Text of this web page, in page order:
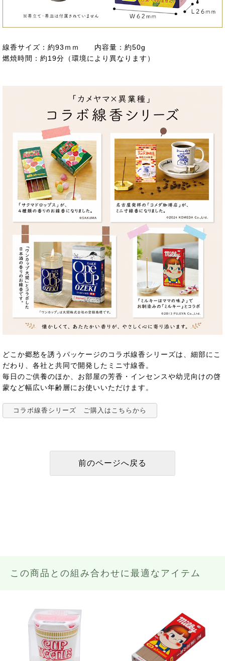
線香サイズ：約93ｍｍ 内容量：約50g
燃焼時間：約19分（環境により異なります）
どこか郷愁を誘うパッケージのコラボ線香シリーズは、細部にこ
だわり、各社と共同で開発したミニ寸線香。
毎日のご供養のほか、お部屋の芳香・インセンスや幼児向けの啓
蒙など幅広い年齢層にお使いいただけます。
コラボ線香シリーズ ご購入はこちらから
この商品との組み合わせに最適なアイテム